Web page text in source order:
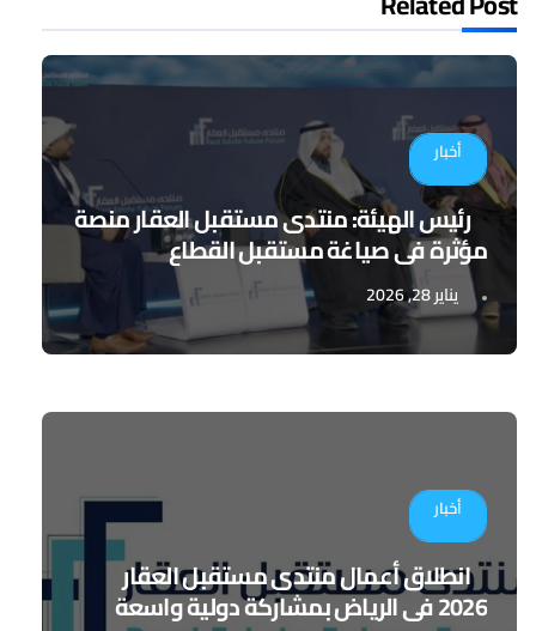
أخبار
رئيس الهيئة: منتدى مستقبل العقار منصة
مؤثرة في صياغة مستقبل القطاع
يناير 28, 2026
أخبار
انطلاق أعمال منتدى مستقبل العقار
2026 في الرياض بمشاركة دولية واسعة